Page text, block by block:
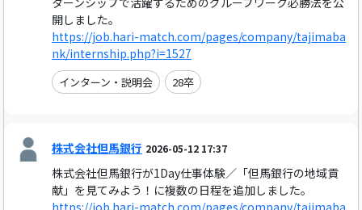
開しました。
https://job.hari-match.com/pages/company/tajimaba
nk/internship.php?i=1527
インターン・説明会 28卒
株式会社但馬銀行 2026-05-12 17:37
株式会社但馬銀行が1Day仕事体験／「但馬銀行の地域貢
献」を見てみよう！に複数の日程を追加しました。
https://job.hari-match.com/pages/company/tajimaba